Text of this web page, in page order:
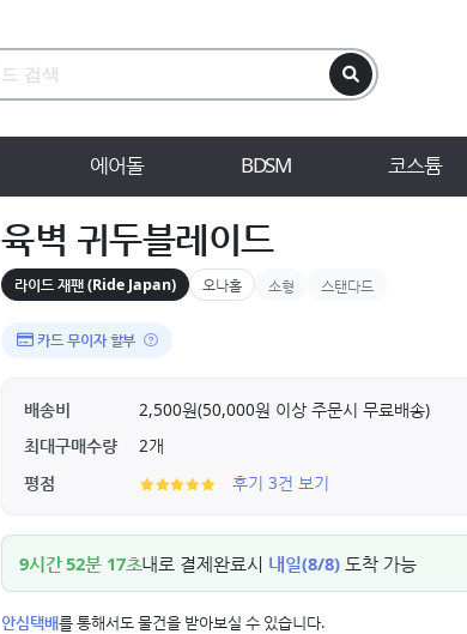
에어돌 BDSM 코스튬
육벽 귀두블레이드
라이드 재팬 (Ride Japan) 오나홀 소형 스탠다드
카드 무이자 할부
배송비
2,500원(50,000원 이상 주문시 무료배송)
최대구매수량
2개
평점
후기 3건 보기
9시간 52분 15초내로 결제완료시 내일(8/8) 도착 가능
안심택배를 통해서도 물건을 받아보실 수 있습니다.